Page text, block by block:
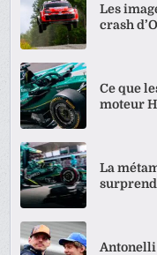
Les
crash
Ce que
moteur
La
Antonelli